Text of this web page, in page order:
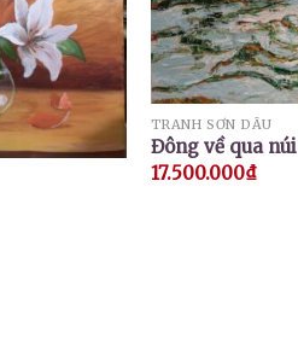
TRANH SƠN DẦU
Đông về qua núi
17.500.000₫